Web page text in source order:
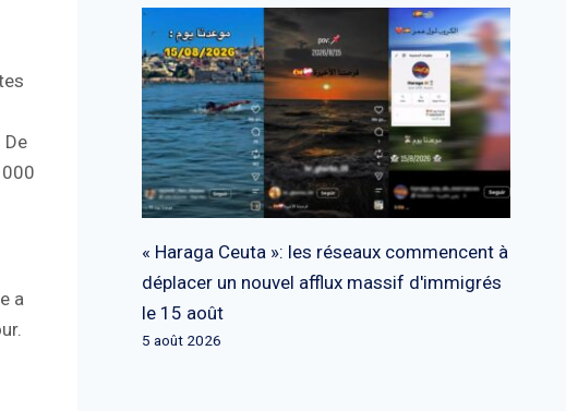
a
« Haraga Ceuta »: les réseaux commencent à
déplacer un nouvel afflux massif d'immigrés
le 15 août
5 août 2026